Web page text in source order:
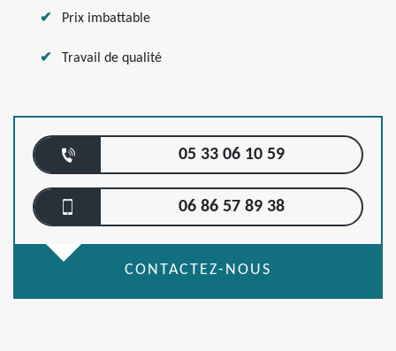
Prix imbattable
Travail de qualité
05 33 06 10 59
06 86 57 89 38
CONTACTEZ-NOUS